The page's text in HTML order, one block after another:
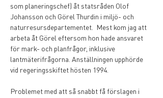
som planeringschef) åt statsråden Olof
Johansson och Görel Thurdin i miljö- och
naturresursdepartementet.  Mest kom jag att
arbeta åt Görel eftersom hon hade ansvaret
för mark- och planfrågor, inklusive
lantmäterifrågorna. Anställningen upphörde
vid regeringsskiftet hösten 1994.
Problemet med att så snabbt få förslagen i